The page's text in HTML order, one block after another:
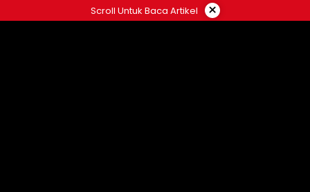
ke
Scroll Untuk Baca Artikel ×